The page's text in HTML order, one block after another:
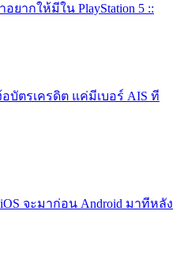
ยากให้มีใน PlayStation 5 ::
บัตรเครดิต แค่มีเบอร์ AIS ที
จะมาก่อน Android มาทีหลัง